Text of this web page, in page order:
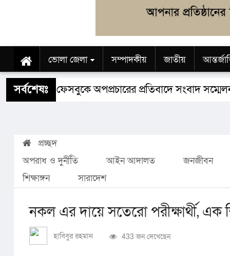
ভোলা জেলা সম্পাদকীয় জাতীয়
শিক্ষাঙ্গন স্বাস্থ্য ধর্ম বিজ্ঞান ও প্রযুক্তি Buy
সর্বশেষঃ
নামে ফেসবুকে অপপ্রচারের প্রতিবাদে সংবাদ সম্মেলন
প্রচ্ছদ
অপরাধ ও দুর্নীতি
আইন আদালত
জনজীবন
শিক্ষাঙ্গন
সারাদেশ
নকল এর দায়ে সতেরো পরীক্ষার্থী, এক
হাবিবুর রহমান 433 জন দেখেছেন